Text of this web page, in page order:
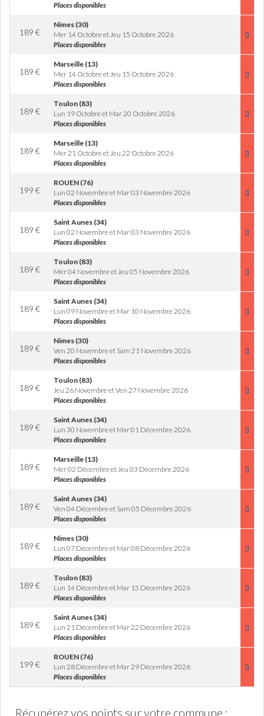
Places disponibles
189 €
Nimes (30)
Mer 14 Octobre et Jeu 15 Octobre 2026
Places disponibles
189 €
Marseille (13)
Mer 14 Octobre et Jeu 15 Octobre 2026
Places disponibles
189 €
Toulon (83)
Lun 19 Octobre et Mar 20 Octobre 2026
Places disponibles
189 €
Marseille (13)
Mer 21 Octobre et Jeu 22 Octobre 2026
Places disponibles
199 €
ROUEN (76)
Lun 02 Novembre et Mar 03 Novembre 2026
Places disponibles
189 €
Saint Aunes (34)
Lun 02 Novembre et Mar 03 Novembre 2026
Places disponibles
189 €
Toulon (83)
Mer 04 Novembre et Jeu 05 Novembre 2026
Places disponibles
189 €
Saint Aunes (34)
Lun 09 Novembre et Mar 10 Novembre 2026
Places disponibles
189 €
Nimes (30)
Ven 20 Novembre et Sam 21 Novembre 2026
Places disponibles
189 €
Toulon (83)
Jeu 26 Novembre et Ven 27 Novembre 2026
Places disponibles
189 €
Saint Aunes (34)
Lun 30 Novembre et Mar 01 Décembre 2026
Places disponibles
189 €
Marseille (13)
Mer 02 Décembre et Jeu 03 Décembre 2026
Places disponibles
189 €
Saint Aunes (34)
Ven 04 Décembre et Sam 05 Décembre 2026
Places disponibles
189 €
Nimes (30)
Lun 07 Décembre et Mar 08 Décembre 2026
Places disponibles
189 €
Toulon (83)
Lun 14 Décembre et Mar 15 Décembre 2026
Places disponibles
189 €
Saint Aunes (34)
Lun 21 Décembre et Mar 22 Décembre 2026
Places disponibles
199 €
ROUEN (76)
Lun 28 Décembre et Mar 29 Décembre 2026
Places disponibles
Récupérez vos points sur votre commune :